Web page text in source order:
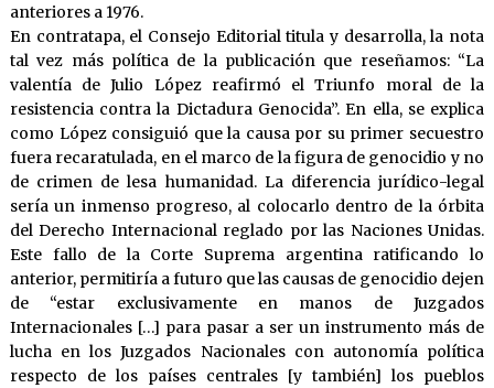
anteriores a 1976.
En contratapa, el Consejo Editorial titula y desarrolla, la nota
tal vez más política de la publicación que reseñamos: “La
valentía de Julio López reafirmó el Triunfo moral de la
resistencia contra la Dictadura Genocida”. En ella, se explica
como López consiguió que la causa por su primer secuestro
fuera recaratulada, en el marco de la figura de genocidio y no
de crimen de lesa humanidad. La diferencia jurídico-legal
sería un inmenso progreso, al colocarlo dentro de la órbita
del Derecho Internacional reglado por las Naciones Unidas.
Este fallo de la Corte Suprema argentina ratificando lo
anterior, permitiría a futuro que las causas de genocidio dejen
de “estar exclusivamente en manos de Juzgados
Internacionales […] para pasar a ser un instrumento más de
lucha en los Juzgados Nacionales con autonomía política
respecto de los países centrales [y también] los pueblos